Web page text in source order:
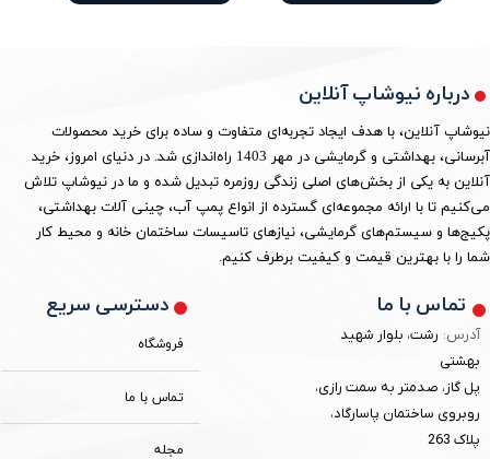
درباره نیوشاپ آنلاین
نیوشاپ آنلاین، با هدف ایجاد تجربه‌ای متفاوت و ساده برای خرید محصولات
آبرسانی، بهداشتی و گرمایشی در مهر 1403 راه‌اندازی شد. در دنیای امروز، خرید
آنلاین به یکی از بخش‌های اصلی زندگی روزمره تبدیل شده و ما در نیوشاپ تلاش
می‌کنیم تا با ارائه مجموعه‌ای گسترده از انواع پمپ آب، چینی آلات بهداشتی،
پکیج‌ها و سیستم‌های گرمایشی، نیازهای تاسیسات ساختمان خانه و محیط کار
شما را با بهترین قیمت و کیفیت برطرف کنیم.
دسترسی سریع
فروشگاه
تماس با ما
مجله
تماس با ما
آدرس: رشت، بلوار شهید
بهشتی
پل گاز، صدمتر به سمت رازی،
روبروی ساختمان پاسارگاد،
پلاک 263